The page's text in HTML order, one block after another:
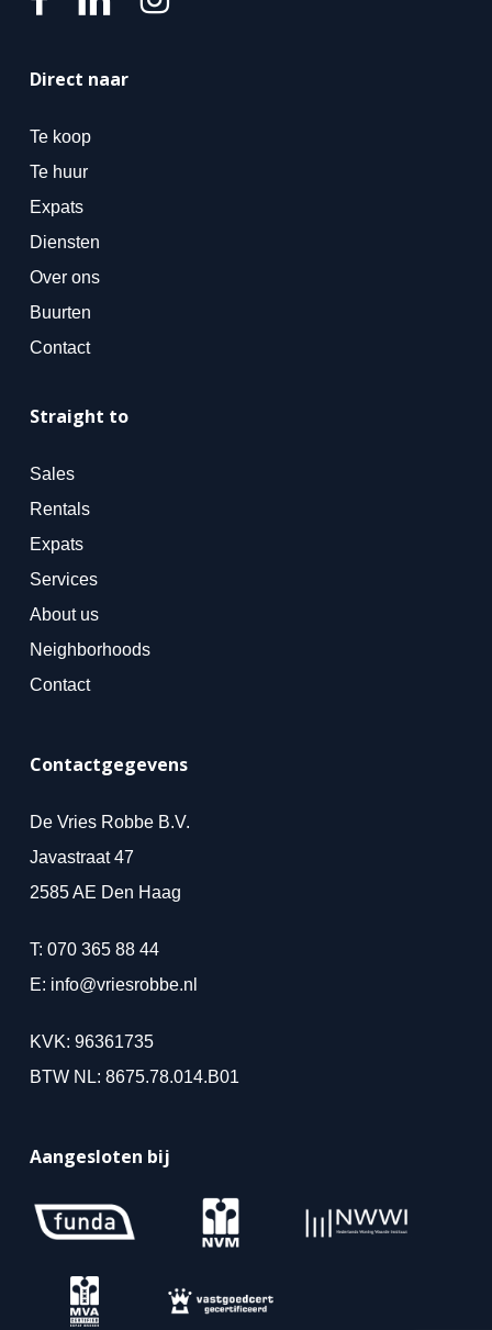
Direct naar
Te koop
Te huur
Expats
Diensten
Over ons
Buurten
Contact
Straight to
Sales
Rentals
Expats
Services
About us
Neighborhoods
Contact
Contactgegevens
De Vries Robbe B.V.
Javastraat 47
2585 AE Den Haag
T: 070 365 88 44
E: info@vriesrobbe.nl
KVK: 96361735
BTW NL: 8675.78.014.B01
Aangesloten bij